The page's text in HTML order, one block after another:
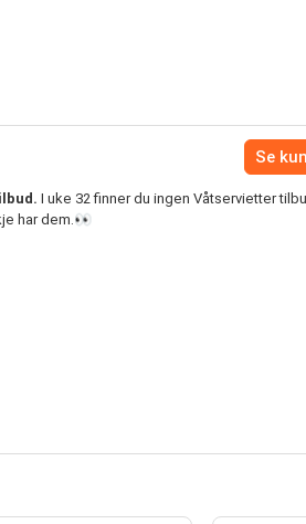
Se
I uke 32 finner du ingen Våtservietter
har dem.👀